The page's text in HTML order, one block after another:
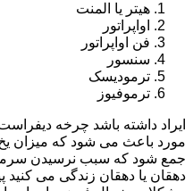
هیتر یا المنت
اواپراتور
فن اواپراتور
سنسور
ترمودیسک
ترموفیوز
ایراد داشته باشد چرخه
مورد باعث می شود که میزان یخ
جمع شود که سبب نرسیدن سرما
دهقان یا دهقان زندگی می کنید